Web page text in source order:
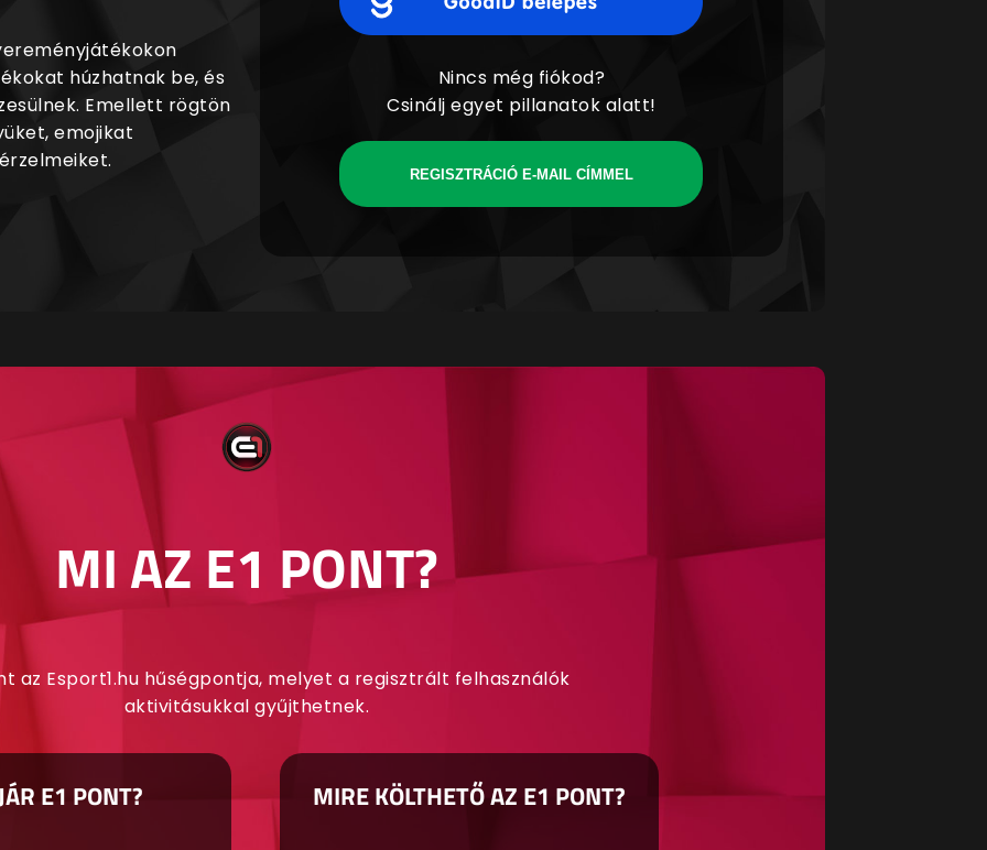
húzhatnak be, és
Emellett rögtön
emojikat
Nincs még fiókod?
Csinálj egyet pillanatok alatt!
REGISZTRÁCIÓ E-MAIL CÍMMEL
MI AZ E1 PONT?
az Esport1.hu hűségpontja, melyet a regisztrált felhasználók
aktivitásukkal gyűjthetnek.
E1 PONT? MIRE KÖLTHETŐ AZ E1 PONT?